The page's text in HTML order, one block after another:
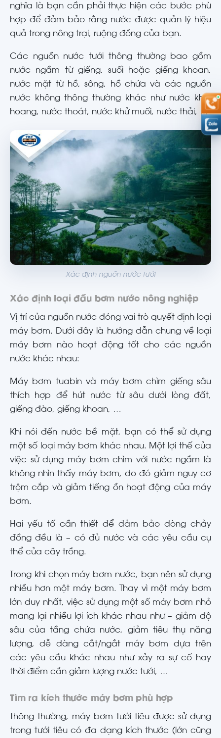
nghĩa là bạn cần phải thực hiện các bước phù
hợp để đảm bảo rằng nước được quản lý hiệu
quả trong nông trại, ruộng đồng của bạn.
Các nguồn nước tưới thông thường bao gồm
nước ngầm từ giếng, suối hoặc giếng khoan,
nước mặt từ hồ, sông, hồ chứa và các nguồn
nước không thông thường khác như nước khai
hoang, nước thoát, nước khử muối, nước thải, …
Xác định nguồn nước tưới
Xác định loại đầu bơm nước nông nghiệp
Vị trí của nguồn nước đóng vai trò quyết định loại
máy bơm. Dưới đây là hướng dẫn chung về loại
máy bơm nào hoạt động tốt cho các nguồn
nước khác nhau:
Máy bơm tuabin và máy bơm chìm giếng sâu
thích hợp để hút nước từ sâu dưới lòng đất,
giếng đào, giếng khoan, …
Khi nói đến nước bề mặt, bạn có thể sử dụng
một số loại máy bơm khác nhau. Một lợi thế của
việc sử dụng máy bơm chìm với nước ngầm là
không nhìn thấy máy bơm, do đó giảm nguy cơ
trộm cắp và giảm tiếng ồn hoạt động của máy
bơm.
Hai yếu tố cần thiết để đảm bảo dòng chảy
đồng đều là – có đủ nước và các yêu cầu cụ
thể của cây trồng.
Trong khi chọn máy bơm nước, bạn nên sử dụng
nhiều hơn một máy bơm. Thay vì một máy bơm
lớn duy nhất, việc sử dụng một số máy bơm nhỏ
mang lại nhiều lợi ích khác nhau như – giảm độ
sâu của tầng chứa nước, giảm tiêu thụ năng
lượng, dễ dàng cắt/ngắt máy bơm dựa trên
các yêu cầu khác nhau như xảy ra sự cố hay
thời điểm cần giảm lượng nước tưới, …
Tìm ra kích thước máy bơm phù hợp
Thông thường, máy bơm tưới tiêu được sử dụng
trong tưới tiêu có đa dạng kích thước (lớn cũng